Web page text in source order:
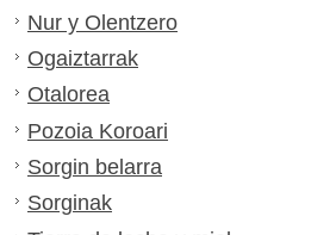
Nur y Olentzero
Ogaiztarrak
Otalorea
Pozoia Koroari
Sorgin belarra
Sorginak